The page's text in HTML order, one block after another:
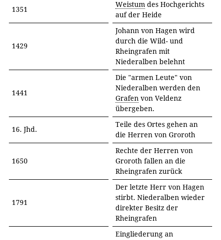
1351
Weistum des Hochgerichts
auf der Heide
1429
Johann von Hagen wird
durch die Wild- und
Rheingrafen mit
Niederalben belehnt
1441
Die "armen Leute" von
Niederalben werden den
Grafen von Veldenz
übergeben.
16. Jhd.
Teile des Ortes gehen an
die Herren von Groroth
1650
Rechte der Herren von
Groroth fallen an die
Rheingrafen zurück
1791
Der letzte Herr von Hagen
stirbt. Niederalben wieder
direkter Besitz der
Rheingrafen
Eingliederung an